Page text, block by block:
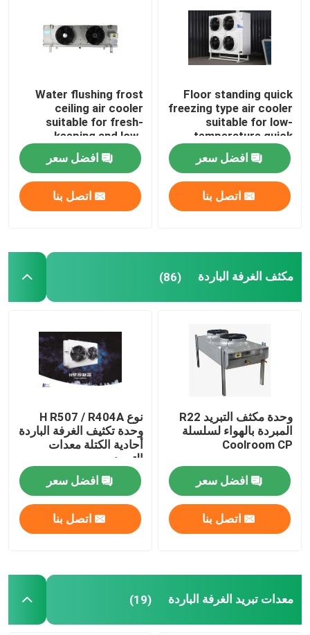
Floor standing quick
freezing type air cooler
suitable for low-
temperature quick
freezing cold storage,
compatible with
R404A/R507/R22
refrigerants,
supporting 220V/380V
افضل سعر
اتصل بنا
Water flushing frost
ceiling air cooler
suitable for fresh-
keeping and low-
temperature
refrigeration
warehouses,
compatible with
refrigerants such as
افضل سعر
اتصل بنا
مكثف الغرفة الباردة (86)
وحدة مكثف التبريد R22
المبردة بالهواء لسلسلة
Coolroom CP
افضل سعر
اتصل بنا
نوع H R507 / R404A
وحدة تكثيف الغرفة الباردة
أحادية الكتلة معدات
التبريد
افضل سعر
اتصل بنا
معدات تبريد الغرفة الباردة (19)